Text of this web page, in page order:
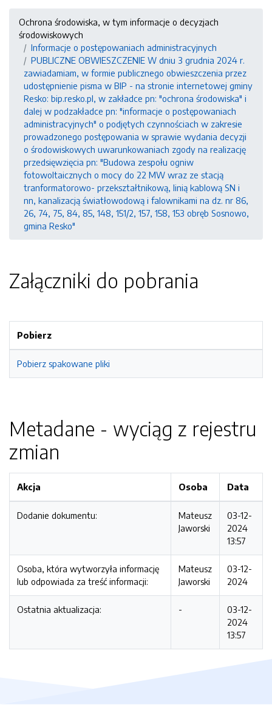
Ochrona środowiska, w tym informacje o decyzjach
środowiskowych
Informacje o postępowaniach administracyjnych
PUBLICZNE OBWIESZCZENIE W dniu 3 grudnia 2024 r.
zawiadamiam, w formie publicznego obwieszczenia przez
udostępnienie pisma w BIP - na stronie internetowej gminy
Resko: bip.resko.pl, w zakładce pn: "ochrona środowiska" i
dalej w podzakładce pn: "informacje o postępowaniach
administracyjnych" o podjętych czynnościach w zakresie
prowadzonego postępowania w sprawie wydania decyzji
o środowiskowych uwarunkowaniach zgody na realizację
przedsięwzięcia pn: "Budowa zespołu ogniw
fotowoltaicznych o mocy do 22 MW wraz ze stacją
tranformatorowo- przekształtnikową, linią kablową SN i
nn, kanalizacją światłowodową i falownikami na dz. nr 86,
26, 74, 75, 84, 85, 148, 151/2, 157, 158, 153 obręb Sosnowo,
gmina Resko"
Załączniki do pobrania
Pobierz
Pobierz spakowane pliki
Metadane - wyciąg z rejestru
zmian
Akcja Osoba Data
Dodanie dokumentu:
Mateusz
Jaworski
03-12-
2024
13:57
Osoba, która wytworzyła informację
lub odpowiada za treść informacji:
Mateusz
Jaworski
03-12-
2024
Ostatnia aktualizacja: -
03-12-
2024
13:57